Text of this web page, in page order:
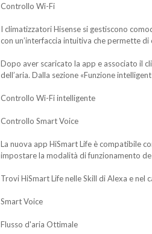
Controllo Wi-Fi
I climatizzatori Hisense si gestiscono
con un’interfaccia intuitiva che permette
Dopo aver scaricato la app e associato il
dell’aria. Dalla sezione «Funzione
Controllo Wi-Fi intelligente
Controllo Smart Voice
La nuova app HiSmart Life è compatibile
impostare la modalità di funzionamento
Trovi HiSmart Life nelle Skill di Alexa e nel
Smart Voice
Flusso d'aria Ottimale